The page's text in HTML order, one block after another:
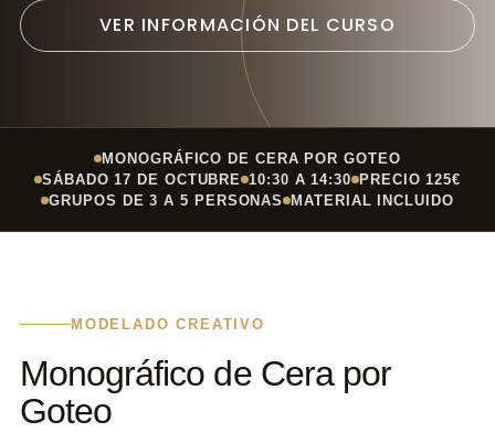
VER INFORMACIÓN DEL CURSO
MONOGRÁFICO DE CERA POR GOTEO
SÁBADO 17 DE OCTUBRE 10:30 A 14:30 PRECIO 125€
GRUPOS DE 3 A 5 PERSONAS MATERIAL INCLUIDO
MODELADO CREATIVO
Monográfico de Cera por
Goteo